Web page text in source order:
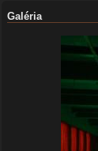
Galéria